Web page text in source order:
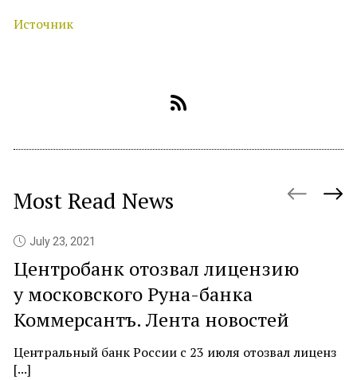
Источник
Most Read News
July 23, 2021
Центробанк отозвал лицензию
у московского Руна-банка
Коммерсантъ. Лента новостей
Центральный банк России с 23 июля отозвал лиценз
[...]